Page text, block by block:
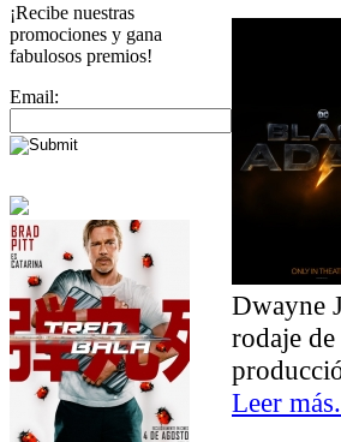
¡Recibe nuestras
promociones y gana
fabulosos premios!
Email:
Dwayne
rodaje
Leer